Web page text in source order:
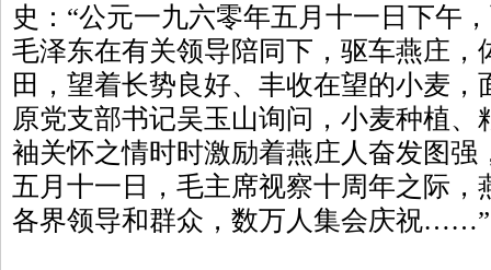
史：“公元一九六零年五月十一日下午
毛泽东在有关领导陪同下，驱车燕庄，
田，望着长势良好、丰收在望的小麦
原党支部书记吴玉山询问，小麦种植
袖关怀之情时时激励着燕庄人奋发图强
五月十一日，毛主席视察十周年之际，
各界领导和群众，数万人集会庆祝……”